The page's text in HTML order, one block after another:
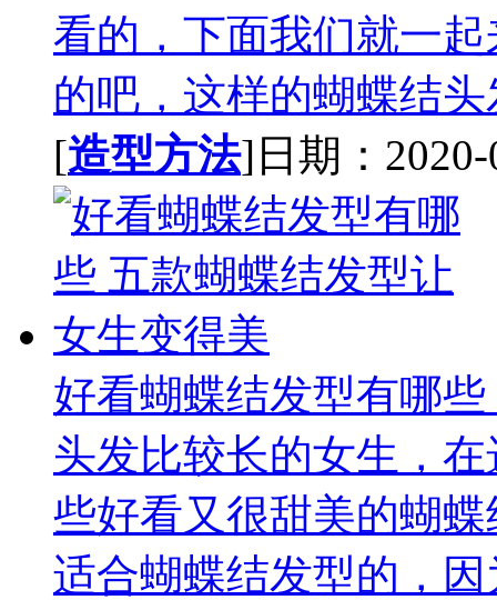
看的，下面我们就一
的吧，这样的蝴蝶结
[造型方法]日期：2020-
好看蝴蝶结发型有哪
头发比较长的女生，
些好看又很甜美的蝴
适合蝴蝶结发型的，